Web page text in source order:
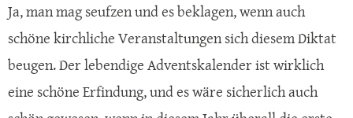
Ja, man mag seufzen und es beklagen, wenn auch
schöne kirchliche Veranstaltungen sich diesem Diktat
beugen. Der lebendige Adventskalender ist wirklich
eine schöne Erfindung, und es wäre sicherlich auch